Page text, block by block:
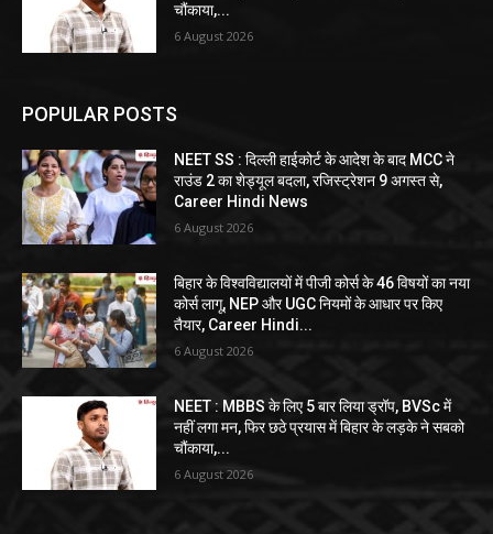
चौंकाया,...
6 August 2026
POPULAR POSTS
NEET SS : दिल्ली हाईकोर्ट के आदेश के बाद MCC ने
राउंड 2 का शेड्यूल बदला, रजिस्ट्रेशन 9 अगस्त से,
Career Hindi News
6 August 2026
बिहार के विश्वविद्यालयों में पीजी कोर्स के 46 विषयों का नया
कोर्स लागू, NEP और UGC नियमों के आधार पर किए
तैयार, Career Hindi...
6 August 2026
NEET : MBBS के लिए 5 बार लिया ड्रॉप, BVSc में
नहीं लगा मन, फिर छठे प्रयास में बिहार के लड़के ने सबको
चौंकाया,...
6 August 2026